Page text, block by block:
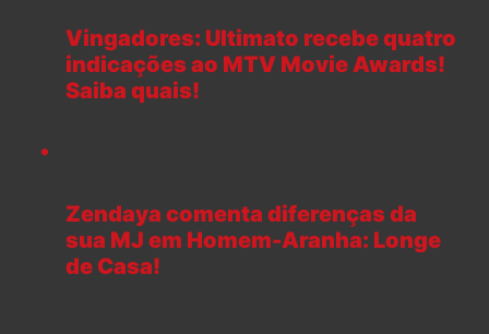
Vingadores: Ultimato recebe quatro
indicações ao MTV Movie Awards!
Saiba quais!
Zendaya comenta diferenças da
sua MJ em Homem-Aranha: Longe
de Casa!